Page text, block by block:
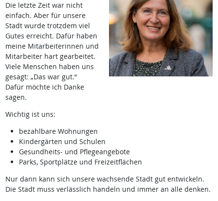
Die letzte Zeit war nicht
einfach. Aber für unsere
Stadt wurde trotzdem viel
Gutes erreicht. Dafür haben
meine Mitarbeiterinnen und
Mitarbeiter hart gearbeitet.
Viele Menschen haben uns
gesagt: „Das war gut.“
Dafür möchte ich Danke
sagen.
Wichtig ist uns:
bezahlbare Wohnungen
Kindergärten und Schulen
Gesundheits- und Pflegeangebote
Parks, Sportplätze und Freizeitflächen
Nur dann kann sich unsere wachsende Stadt gut entwickeln.
Die Stadt muss verlässlich handeln und immer an alle denken.